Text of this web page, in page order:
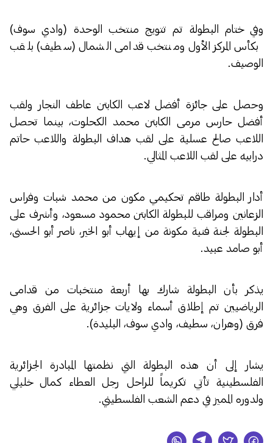
وفي ختام البطولة تم تتويج منتخب الوحدة (وادي سوف)
بكأس المركز الأول ومنتخب قدامى الشمال (سطيف) بلقب
الوصيف.
وحصل على جائزة أفضل لاعب الكابتن عاطف النجار ولقب
أفضل حارس مرمى الكابتن محمد الكحلوت، بينما تحصل
اللاعب صالح عسلية على لقب هداف البطولة واللاعب حاتم
درابيه على لقب اللاعب المثالي.
أدار البطولة طاقم تحكيمي مكون من محمد شبات وفراس
الزعانين ومراقب للبطولة الكابتن محمود مسعود، وأشرف على
البطولة لجنة فنية مكونة من إيهاب أبو الخير، ناصر أبو الحسنى،
أبو صامد عبيد.
يذكر بأن البطولة شارك بها أربعة منتخبات من قدامى
الرياضيين تم إطلاق أسماء ولايات جزائرية على الفرق وهي
فرق (وهران، سطيف، وادي سوف، البليدة).
يشار إلى أن هذه البطولة التي نظمتها المبادرة الجزائرية
الفلسطينية تأتي تكريماً للراحل رجل العطاء كمال خليلي
ولدوره المميز في دعم الشعب الفلسطيني.